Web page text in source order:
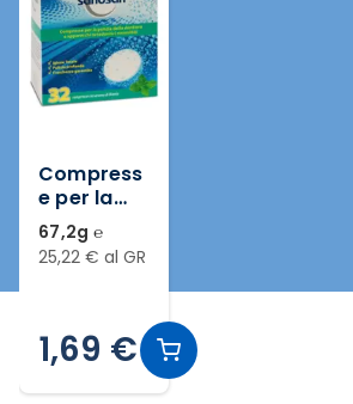
Compress
e per la
pulizia
della
dentiera e
ortodontic
i rimovibili
32 pezzi
67,2g ℮
25,22 € al GR
1,69 €